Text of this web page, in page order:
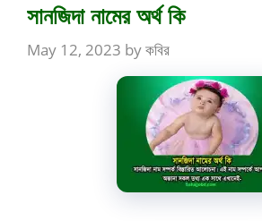
সানজিদা নামের অর্থ কি
May 12, 2023 byকবির